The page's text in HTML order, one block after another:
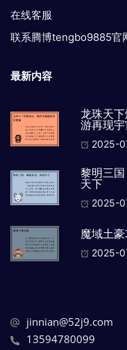
在线客服
联系腾博tengbo9885官
最新内容
龙珠天
游再现
2025-
黎明三
天下
2025-
魔域土
2025-
jinnian@52j9.com
13594780099